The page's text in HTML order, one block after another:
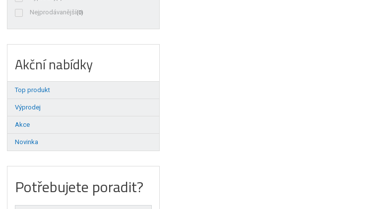
Nejprodávanější(0)
Akční nabídky
Top produkt
Výprodej
Akce
Novinka
Potřebujete poradit?